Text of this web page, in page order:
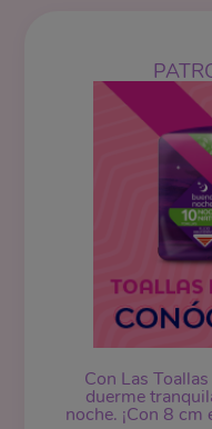
Con Las
duerme
noche. ¡Con 8